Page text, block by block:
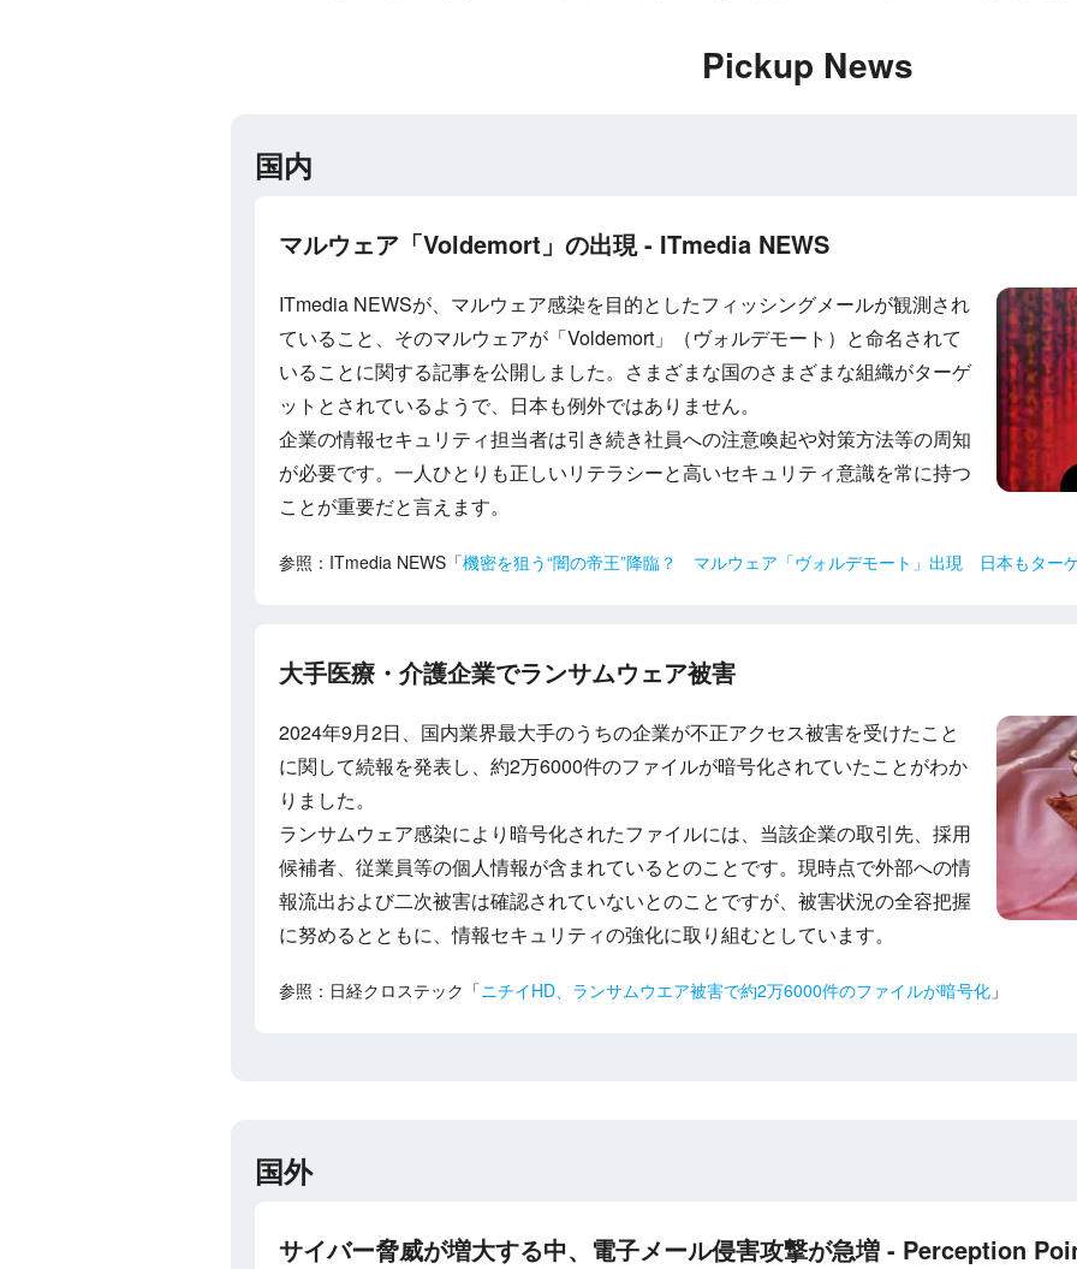
Pickup News
国内
マルウェア「Voldemort」の出現 - ITmedia NEWS
ITmedia NEWSが、マルウェア感染を目的としたフィッシングメールが観測され
ていること、そのマルウェアが「Voldemort」（ヴォルデモート）と命名されて
いることに関する記事を公開しました。さまざまな国のさまざまな組織がターゲ
ットとされているようで、日本も例外ではありません。
企業の情報セキュリティ担当者は引き続き社員への注意喚起や対策方法等の周知
が必要です。一人ひとりも正しいリテラシーと高いセキュリティ意識を常に持つ
ことが重要だと言えます。
参照：ITmedia NEWS「機密を狙う“闇の帝王”降臨？ マルウェア「ヴォルデモート」出現 日本もター
大手医療・介護企業でランサムウェア被害
2024年9月2日、国内業界最大手のうちの企業が不正アクセス被害を受けたこと
に関して続報を発表し、約2万6000件のファイルが暗号化されていたことがわか
りました。
ランサムウェア感染により暗号化されたファイルには、当該企業の取引先、採用
候補者、従業員等の個人情報が含まれているとのことです。現時点で外部への情
報流出および二次被害は確認されていないとのことですが、被害状況の全容把握
に努めるとともに、情報セキュリティの強化に取り組むとしています。
参照：日経クロステック「ニチイHD、ランサムウエア被害で約2万6000件のファイルが暗号化 」
国外
サイバー脅威が増大する中、電子メール侵害攻撃が急増 - Perception